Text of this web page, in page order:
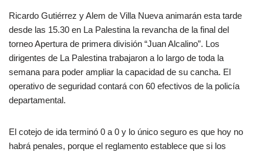
Ricardo Gutiérrez y Alem de Villa Nueva animarán esta tarde
desde las 15.30 en La Palestina la revancha de la final del
torneo Apertura de primera división “Juan Alcalino”. Los
dirigentes de La Palestina trabajaron a lo largo de toda la
semana para poder ampliar la capacidad de su cancha. El
operativo de seguridad contará con 60 efectivos de la policía
departamental.
El cotejo de ida terminó 0 a 0 y lo único seguro es que hoy no
habrá penales, porque el reglamento establece que si los